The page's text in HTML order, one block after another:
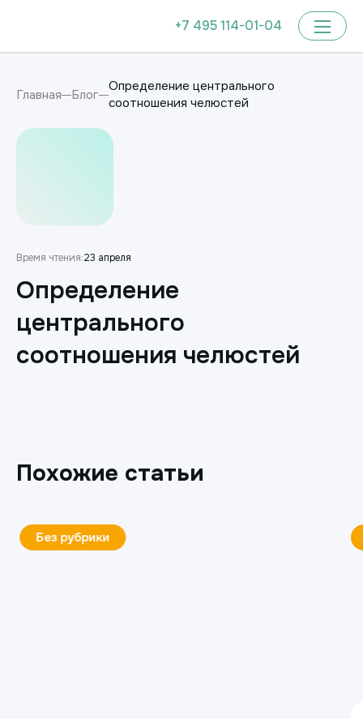
+7 495 114-01-04
Главная Блог
Определение центрального
соотношения челюстей
Время чтения:23 апреля
Определение
центрального
соотношения челюстей
Похожие статьи
Ортопедия